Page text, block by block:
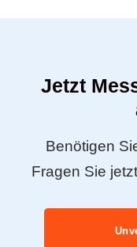
Jetzt
Benötigen
Fragen Sie